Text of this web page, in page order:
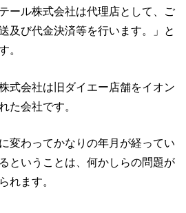
ール株式会社は代理店として、ご
及び代金決済等を行います。」と
。
式会社は旧ダイエー店舗をイオン
た会社です。
変わってかなりの年月が経ってい
ということは、何かしらの問題が
れます。